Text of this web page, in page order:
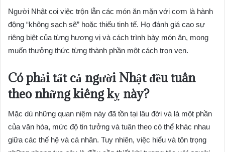
Người Nhật coi việc trộn lẫn các món ăn mặn với cơm là hành
động “không sạch sẽ” hoặc thiếu tinh tế. Họ đánh giá cao sự
riêng biệt của từng hương vị và cách trình bày món ăn, mong
muốn thưởng thức từng thành phần một cách trọn vẹn.
Có phải tất cả người Nhật đều tuân
theo những kiêng kỵ này?
Mặc dù những quan niệm này đã tồn tại lâu đời và là một phần
của văn hóa, mức độ tin tưởng và tuân theo có thể khác nhau
giữa các thế hệ và cá nhân. Tuy nhiên, việc hiểu và tôn trọng